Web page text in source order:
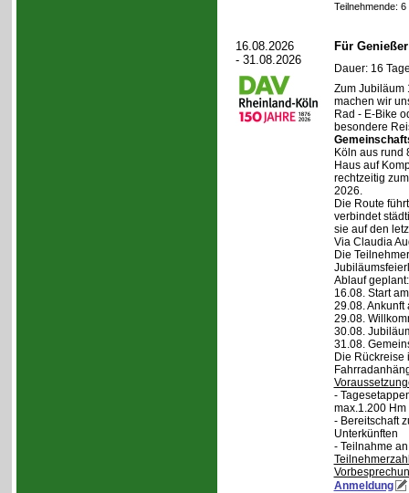
Teilnehmende:
16.08.2026
- 31.08.2026
Für
Dauer: 16
Zum Jubiläum
machen wir
Rad - E-Bike
besondere
Köln aus rund
Haus auf
rechtzeitig
2026.
Die Route
verbindet
sie auf den
Via Claudia
Die
Ablauf geplant:
16.08. Start
29.08. Ankunft
29.08.
30.08.
31.08.
Die Rückreise
-
max.1.200 Hm
- Bereitschaft
Unterkünften
- Teilnahme
Anmeldung